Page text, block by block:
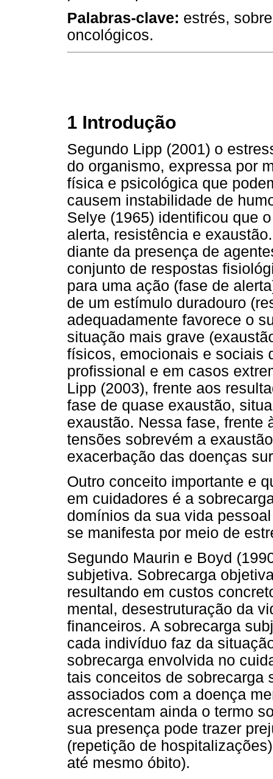
Palabras-clave: estrés,
oncológicos.
1 Introdução
Segundo Lipp (2001) o
do organismo, expressa por
física e psicológica que
causem instabilidade de
Selye (1965) identificou que
alerta, resistência e
diante da presença de
conjunto de respostas
para uma ação (fase de
de um estímulo duradouro
adequadamente favorece o
situação mais grave
físicos, emocionais e sociais
profissional e em casos
Lipp (2003), frente aos
fase de quase exaustão,
exaustão. Nessa fase, frente
tensões sobrevém a
exacerbação das doenças
Outro conceito importante e
em cuidadores é a
domínios da sua vida
se manifesta por meio de
Segundo Maurin e Boyd
subjetiva. Sobrecarga
resultando em custos
mental, desestruturação da
financeiros. A sobrecarga
cada indivíduo faz da
sobrecarga envolvida no
tais conceitos de sobrecarga
associados com a doença
acrescentam ainda o termo
sua presença pode trazer
(repetição de
até mesmo óbito).